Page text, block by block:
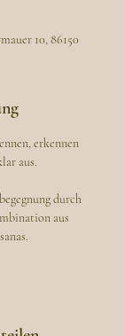
10, 86150
erkennen
aus.
durch
aus